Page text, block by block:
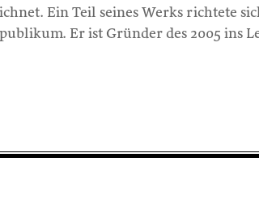
Ein Teil seines Werks richtete
Er ist Gründer des 2005 ins